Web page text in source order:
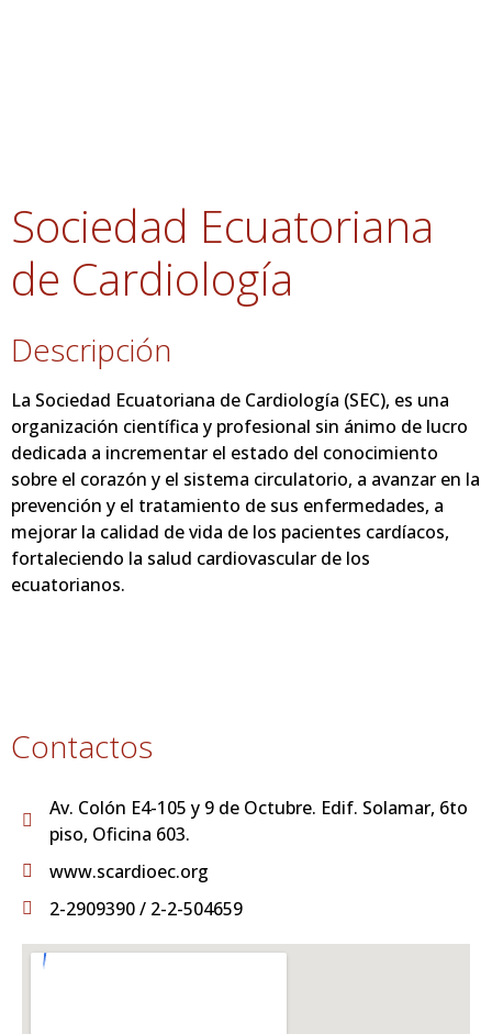
Sociedad Ecuatoriana
de Cardiología
Descripción
La Sociedad Ecuatoriana de Cardiología (SEC), es una
organización científica y profesional sin ánimo de lucro
dedicada a incrementar el estado del conocimiento
sobre el corazón y el sistema circulatorio, a avanzar en la
prevención y el tratamiento de sus enfermedades, a
mejorar la calidad de vida de los pacientes cardíacos,
fortaleciendo la salud cardiovascular de los
ecuatorianos.
Contactos
Av. Colón E4-105 y 9 de Octubre. Edif. Solamar, 6to
piso, Oficina 603.
www.scardioec.org
2-2909390 / 2-2-504659